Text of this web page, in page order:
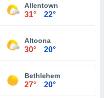
Allentown
31° 22°
Altoona
30° 20°
Bethlehem
27° 20°